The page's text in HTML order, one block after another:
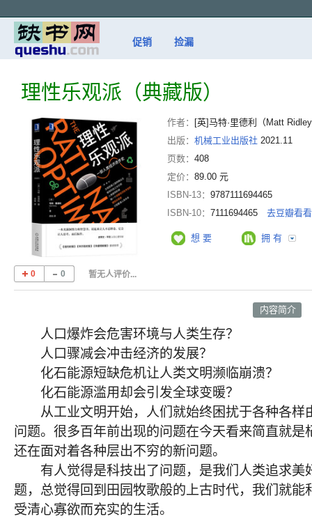
促销 捡漏
理性乐观派（典藏版）
作者：
[英]马特·里德利（Matt
出版： 机械工业出版社 2021.11
页数： 408
定价： 89.00 元
ISBN-13： 9787111694465
ISBN-10： 7111694465 去豆瓣看
想 要 拥 有
0 0 暂无人评价...
内容简介
人口爆炸会危害环境与人类生存？
人口骤减会冲击经济的发展？
化石能源短缺危机让人类文明濒临崩溃？
化石能源滥用却会引发全球变暖？
从工业文明开始，人们就始终困扰于各种各样
问题。很多百年前出现的问题在今天看来简直就是
还在面对着各种层出不穷的新问题。
有人觉得是科技出了问题，是我们人类追求美
题，总觉得回到田园牧歌般的上古时代，我们就能
受清心寡欲而充实的生活。